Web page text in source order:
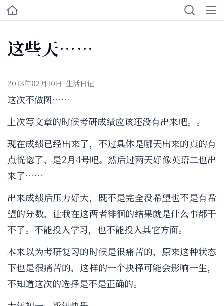
这些天……
2013年02月10日 生活日记
这次不做图……
上次写文章的时候考研成绩应该还没有出来吧。。
现在成绩已经出来了，不过具体是哪天出来的真的有
点恍惚了、是2月4号吧。然后过两天好像英语二也出
来了……
出来成绩后压力好大，既不是完全没希望也不是有希
望的分数，让我在这两者徘徊的结果就是什么事都干
不了。不能投入学习，也不能投入其它方面。
本来以为考研复习的时候是很痛苦的，原来这种状态
下也是很痛苦的，这样的一个抉择可能会影响一生，
不知道这次的选择是不是正确的。